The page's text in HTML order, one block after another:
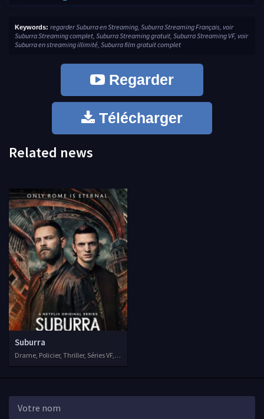
Keywords: regarder Suburra en Streaming, Suburra Streaming Français, voir
Suburra Streaming complet, Suburra Streaming gratuit, Suburra Streaming VF, voir
Suburra en streaming illimité, Suburra film gratuit complet
Regarder
Télécharger
Related news
Suburra
Drame, Policier, Thriller, Séries VF, 2017